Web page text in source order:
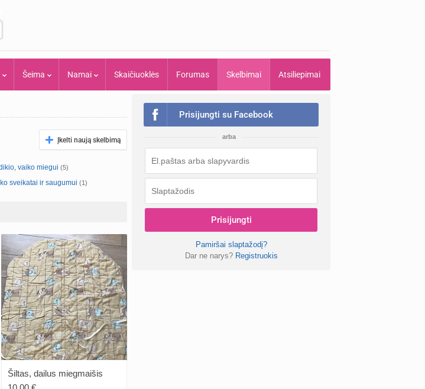
Šeima Namai Skaičiuoklės Forumas Skelbimai Atsiliepimai
Įkelti naują skelbimą
vaiko miegui (5)
sveikatai ir saugumui (1)
Šiltas, dailus miegmaišis
Prisijungti su Facebook
arba
Prisijungti
Pamiršai slaptažodį?
Dar ne narys? Registruokis